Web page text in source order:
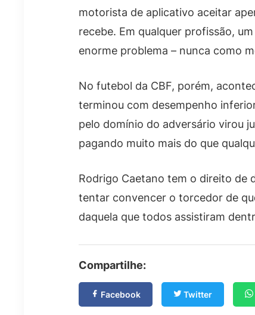
motorista de aplicativo aceitar
recebe. Em qualquer profissão,
enorme problema – nunca como
No futebol da CBF, porém,
terminou com desempenho
pelo domínio do adversário virou
pagando muito mais do que
Rodrigo Caetano tem o direito de
tentar convencer o torcedor de
daquela que todos assistiram
Compartilhe:
Facebook Twitter